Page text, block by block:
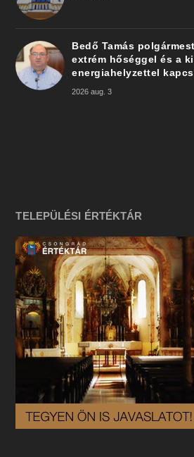
Bedő Tamás
extrém hőséggel és a
energiahelyzettel
2026 aug. 3
TELEPÜLÉSI ÉRTÉKTÁR